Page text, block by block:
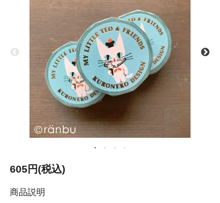
605円(税込)
商品説明